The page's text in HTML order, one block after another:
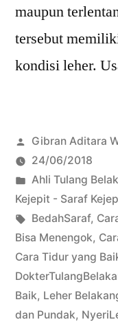
maupun
tersebut
kondisi leher.
Posted
by
Gibran Aditara
24/06/2018
Posted
in
Ahli Tulang
Kejepit - Saraf
Tags:
BedahSaraf,
Bisa Menengok,
Cara Tidur yang
Baik, Leher
dan Pundak,